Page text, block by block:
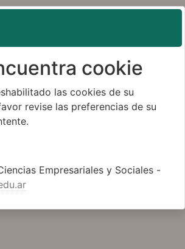
cookie
las cookies de su
revise las preferencias de su
Empresariales y Sociales -